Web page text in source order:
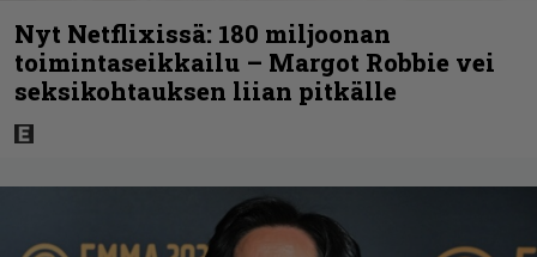
Nyt Netflixissä: 180 miljoonan
toimintaseikkailu – Margot Robbie vei
seksikohtauksen liian pitkälle